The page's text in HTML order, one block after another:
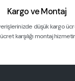
Kargo ve Montaj
düşük kargo
karşılığı montaj